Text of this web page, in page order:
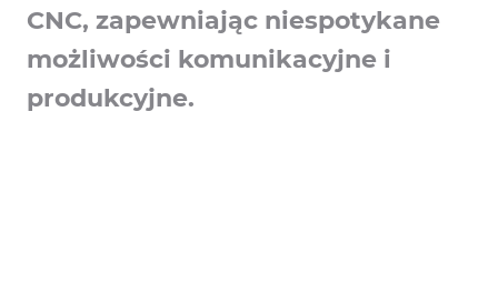
CNC, zapewniając niespotykane
możliwości komunikacyjne i
produkcyjne.